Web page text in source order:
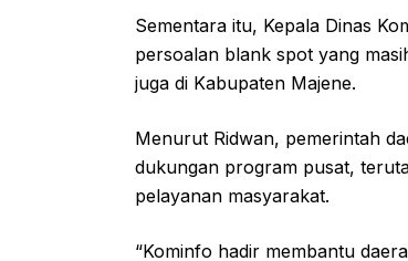
Sementara itu, Kepala Dinas
persoalan blank spot yang
juga di Kabupaten Majene.
Menurut Ridwan, pemerintah
dukungan program pusat,
pelayanan masyarakat.
“Kominfo hadir membantu